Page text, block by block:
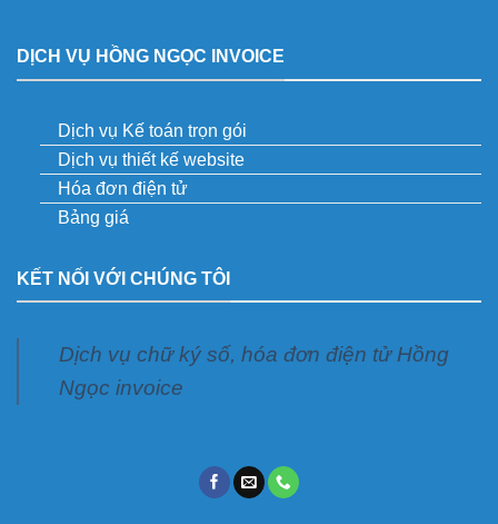
DỊCH VỤ HỒNG NGỌC INVOICE
Dịch vụ Kế toán trọn gói
Dịch vụ thiết kế website
Hóa đơn điện tử
Bảng giá
KẾT NỐI VỚI CHÚNG TÔI
Dịch vụ chữ ký số, hóa đơn điện tử Hồng
Ngọc invoice